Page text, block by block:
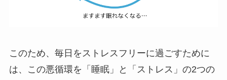
このため、毎日をストレスフリーに過ごすために
は、この悪循環を「睡眠」と「ストレス」の2つの